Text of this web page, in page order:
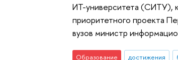
ИТ-университета (СИТУ),
приоритетного проекта
вузов министр
Образование достижения